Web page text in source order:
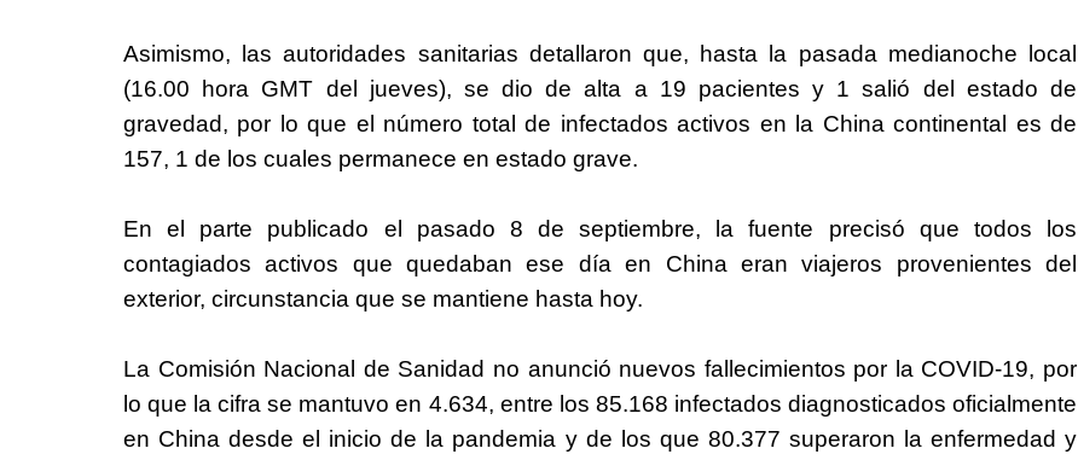
Asimismo, las autoridades sanitarias detallaron que, hasta la pasada medianoche local
(16.00 hora GMT del jueves), se dio de alta a 19 pacientes y 1 salió del estado de
gravedad, por lo que el número total de infectados activos en la China continental es de
157, 1 de los cuales permanece en estado grave.
En el parte publicado el pasado 8 de septiembre, la fuente precisó que todos los
contagiados activos que quedaban ese día en China eran viajeros provenientes del
exterior, circunstancia que se mantiene hasta hoy.
La Comisión Nacional de Sanidad no anunció nuevos fallecimientos por la COVID-19, por
lo que la cifra se mantuvo en 4.634, entre los 85.168 infectados diagnosticados oficialmente
en China desde el inicio de la pandemia y de los que 80.377 superaron la enfermedad y